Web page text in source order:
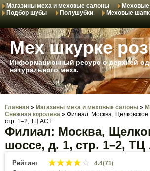
Магазины меха и меховые салоны Меховые
Подбор шубы
Полушубки Меховые
Мех шкурке
Информационный ресурс о верхней
натурального меха.
Главная » Магазины меха и меховые салоны »
Снежная королева » Филиал: Москва, Щелковское
стр. 1–2, ТЦ АСТ
Филиал: Москва,
шоссе, д. 1, стр. 1–2, ТЦ
Рейтинг 4.4(71)